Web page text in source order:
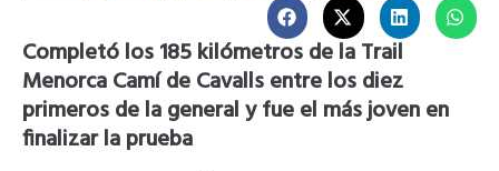
Completó los 185 kilómetros de la Trail
Menorca Camí de Cavalls entre los diez
primeros de la general y fue el más joven en
finalizar la prueba